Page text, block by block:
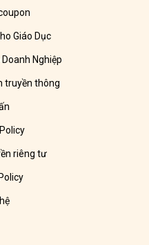
Giáo Dục
Nghiệp
truyền thông
riêng tư